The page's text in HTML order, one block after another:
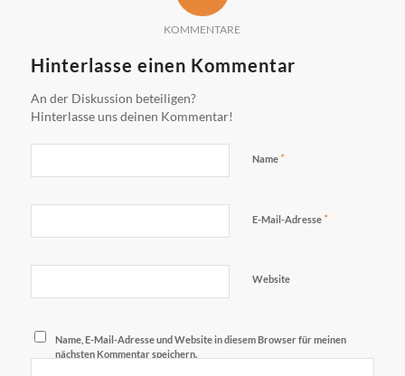
KOMMENTARE
Hinterlasse einen Kommentar
An der Diskussion beteiligen?
Hinterlasse uns deinen Kommentar!
Name *
E-Mail-Adresse *
Website
Name, E-Mail-Adresse und Website in diesem Browser für meinen
nächsten Kommentar speichern.